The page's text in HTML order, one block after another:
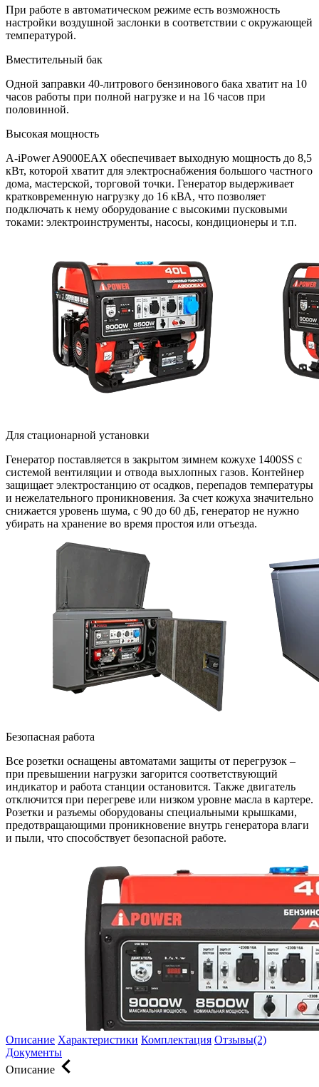
При работе в автоматическом режиме есть возможность
настройки воздушной заслонки в соответствии с окружающей
температурой.
Вместительный бак
Одной заправки 40-литрового бензинового бака хватит на 10
часов работы при полной нагрузке и на 16 часов при
половинной.
Высокая мощность
A-iPower A9000EAX обеспечивает выходную мощность до 8,5
кВт, которой хватит для электроснабжения большого частного
дома, мастерской, торговой точки. Генератор выдерживает
кратковременную нагрузку до 16 кВА, что позволяет
подключать к нему оборудование с высокими пусковыми
токами: электроинструменты, насосы, кондиционеры и т.п.
Для стационарной установки
Генератор поставляется в закрытом зимнем кожухе 1400SS с
системой вентиляции и отвода выхлопных газов. Контейнер
защищает электростанцию от осадков, перепадов температуры
и нежелательного проникновения. За счет кожуха значительно
снижается уровень шума, с 90 до 60 дБ, генератор не нужно
убирать на хранение во время простоя или отъезда.
Безопасная работа
Все розетки оснащены автоматами защиты от перегрузок –
при превышении нагрузки загорится соответствующий
индикатор и работа станции остановится. Также двигатель
отключится при перегреве или низком уровне масла в картере.
Розетки и разъемы оборудованы специальными крышками,
предотвращающими проникновение внутрь генератора влаги
и пыли, что способствует безопасной работе.
Описание Характеристики Комплектация Отзывы(2)
Документы
Описание